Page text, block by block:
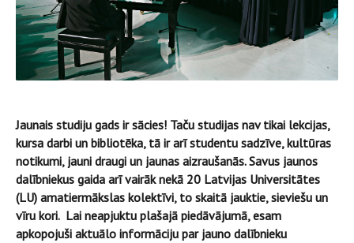
Jaunais studiju gads ir sācies! Taču studijas nav tikai lekcijas,
kursa darbi un bibliotēka, tā ir arī studentu sadzīve, kultūras
notikumi, jauni draugi un jaunas aizraušanās. Savus jaunos
dalībniekus gaida arī vairāk nekā 20 Latvijas Universitātes
(LU) amatiermākslas kolektīvi, to skaitā jauktie, sieviešu un
vīru kori. Lai neapjuktu plašajā piedāvājumā, esam
apkopojuši aktuālo informāciju par jauno dalībnieku